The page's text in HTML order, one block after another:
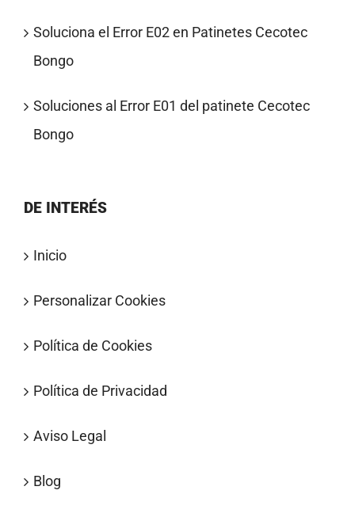
Soluciona el Error E02 en Patinetes Cecotec
Bongo
Soluciones al Error E01 del patinete Cecotec
Bongo
DE INTERÉS
Inicio
Personalizar Cookies
Política de Cookies
Política de Privacidad
Aviso Legal
Blog